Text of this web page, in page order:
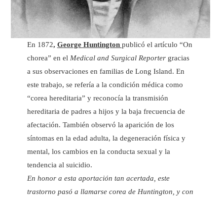
En 1872, George Huntington publicó el artículo “On
chorea” en el Medical and Surgical Reportergracias
a sus observaciones en familias de Long Island. En
este trabajo, se refería a la condición médica como
“corea hereditaria” y reconocía la transmisión
hereditaria de padres a hijos y la baja frecuencia de
afectación. También observó la aparición de los
síntomas en la edad adulta, la degeneración física y
mental, los cambios en la conducta sexual y la
tendencia al suicidio.
En honor a esta aportación tan acertada, este
trastorno pasó a llamarse corea de Huntington, y con